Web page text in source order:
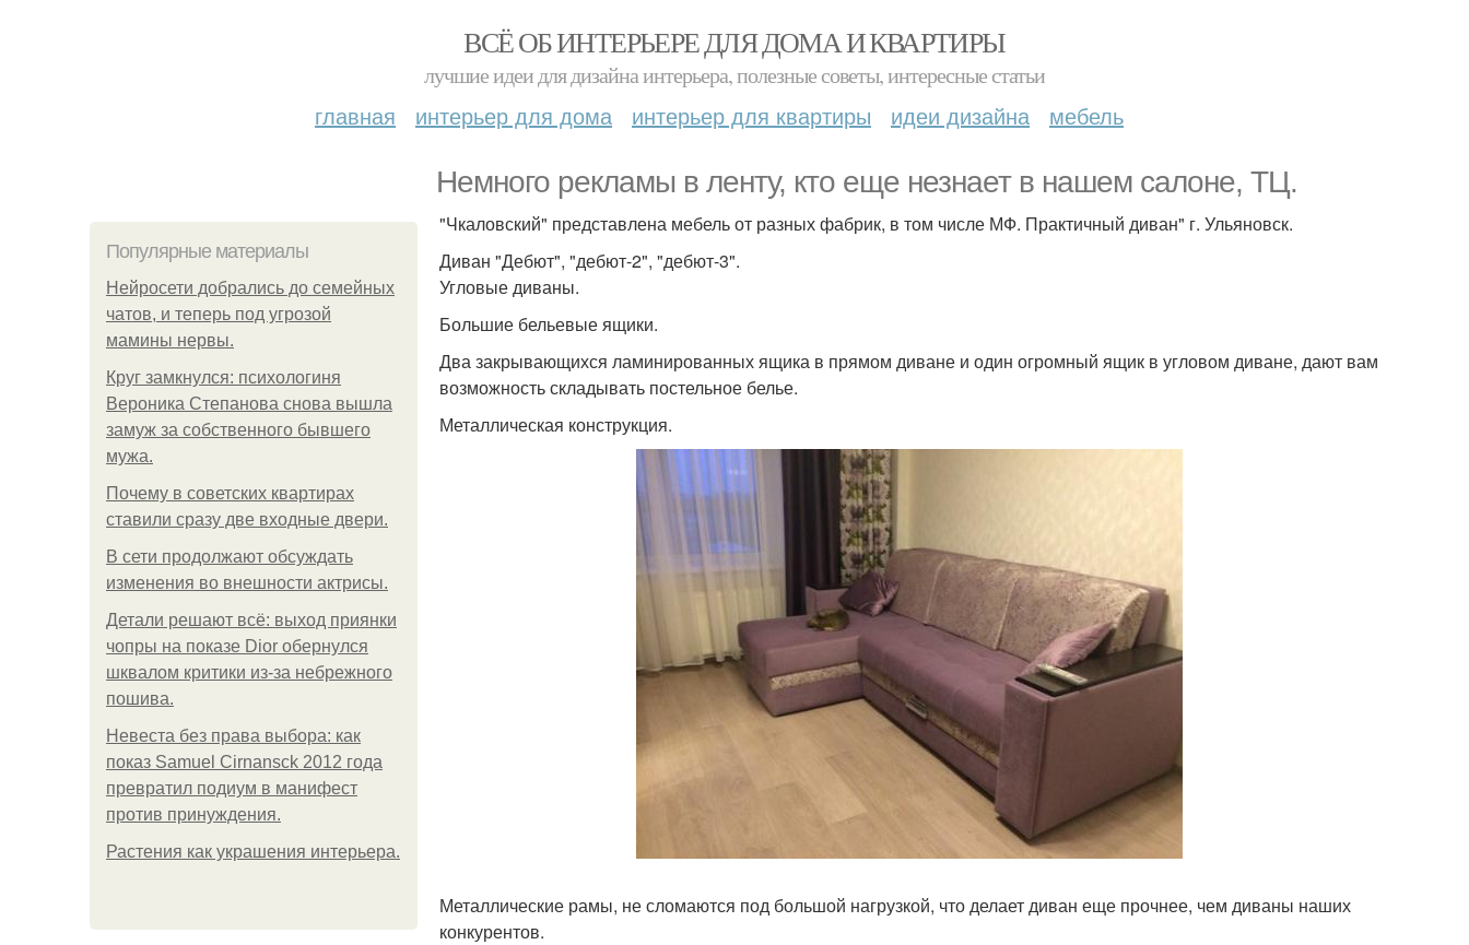
ВСЁ ОБ ИНТЕРЬЕРЕ ДЛЯ ДОМА И КВАРТИРЫ
лучшие идеи для дизайна интерьера, полезные советы, интересные статьи
главная интерьер для дома интерьер для квартиры идеи дизайна мебель
Немного рекламы в ленту, кто еще незнает в нашем салоне, ТЦ.
Популярные материалы
Нейросети добрались до семейных
чатов, и теперь под угрозой
мамины нервы.
Круг замкнулся: психологиня
Вероника Степанова снова вышла
замуж за собственного бывшего
мужа.
Почему в советских квартирах
ставили сразу две входные двери.
В сети продолжают обсуждать
изменения во внешности актрисы.
Детали решают всё: выход приянки
чопры на показе Dior обернулся
шквалом критики из-за небрежного
пошива.
Невеста без права выбора: как
показ Samuel Cirnansck 2012 года
превратил подиум в манифест
против принуждения.
Растения как украшения интерьера.
"Чкаловский" представлена мебель от разных фабрик, в том числе МФ. Практичный диван" г. Ульяновск.
Диван "Дебют", "дебют-2", "дебют-3".
Угловые диваны.
Большие бельевые ящики.
Два закрывающихся ламинированных ящика в прямом диване и один огромный ящик в угловом диване, дают вам
возможность складывать постельное белье.
Металлическая конструкция.
Металлические рамы, не сломаются под большой нагрузкой, что делает диван еще прочнее, чем диваны наших
конкурентов.